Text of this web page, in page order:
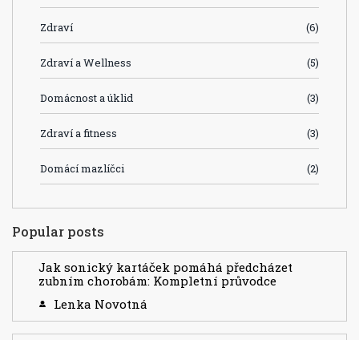
Zdraví (6)
Zdraví a Wellness (5)
Domácnost a úklid (3)
Zdraví a fitness (3)
Domácí mazlíčci (2)
Popular posts
Jak sonický kartáček pomáhá předcházet
zubním chorobám: Kompletní průvodce
Lenka Novotná